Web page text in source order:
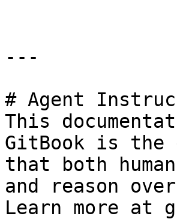
---
# Agent
This
GitBook is the
that both
and reason
Learn more at